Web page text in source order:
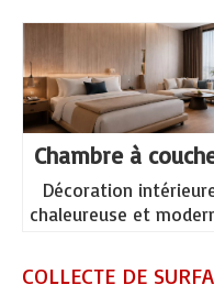
Chambre à
Décoration
chaleureuse et
COLLECTE DE